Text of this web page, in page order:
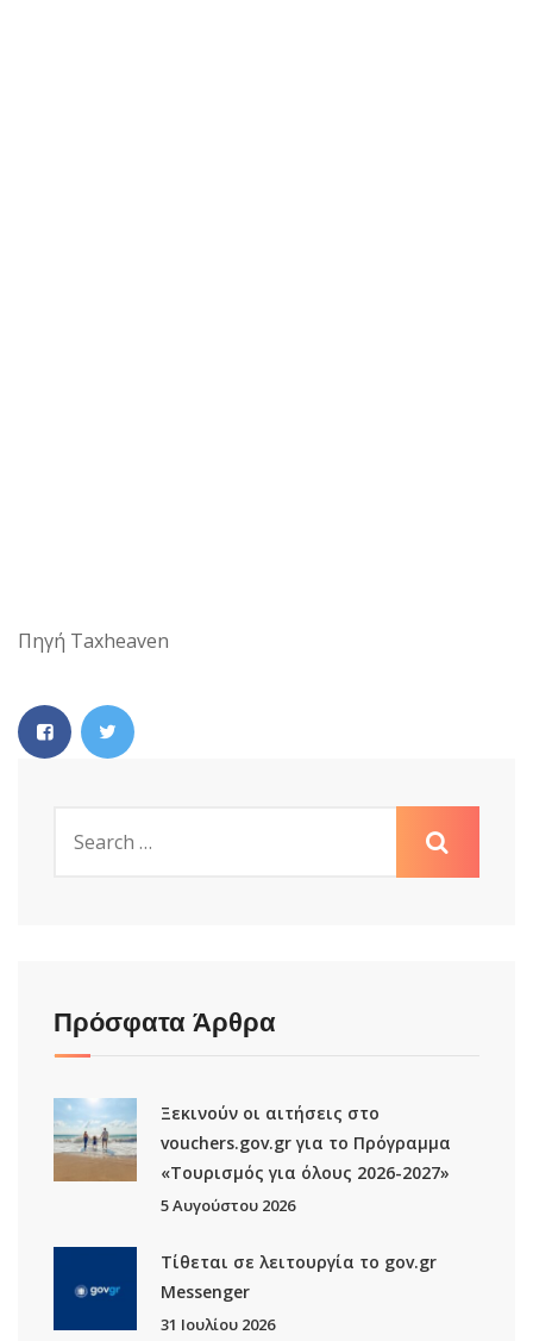
Πηγή Taxheaven
Πρόσφατα Άρθρα
Ξεκινούν οι αιτήσεις στο
vouchers.gov.gr για το Πρόγραμμα
«Τουρισμός για όλους 2026-2027»
5 Αυγούστου 2026
Τίθεται σε λειτουργία το gov.gr
Μessenger
31 Ιουλίου 2026